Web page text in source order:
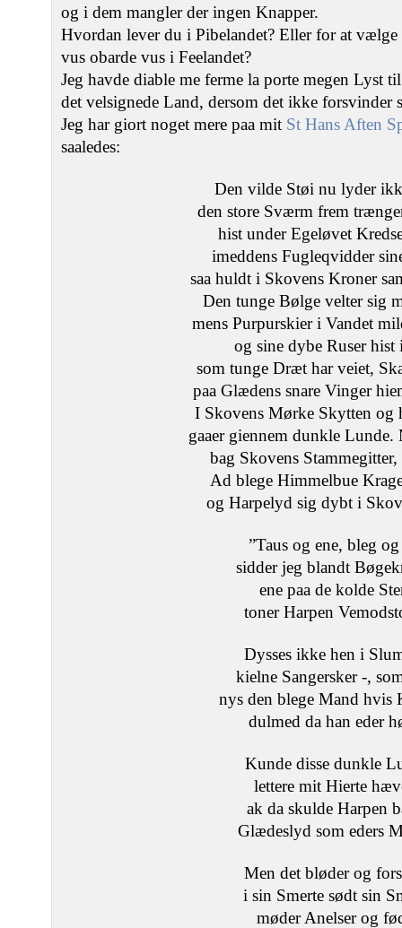
og i dem mangler der ingen Knapper.
Hvordan lever du i Pibelandet? Eller for at vælge
vus obarde vus i Feelandet?
Jeg havde diable me ferme la porte megen Lyst
det velsignede Land, dersom det ikke forsvinder
Jeg har giort noget mere paa mit St Hans Aften
saaledes:
Den vilde Støi nu lyder
den store Sværm frem
hist under Egeløvet
imeddens Fugleqvidder
saa huldt i Skovens Kroner
Den tunge Bølge velter sig
mens Purpurskier i Vandet
og sine dybe Ruser hist
som tunge Dræt har veiet,
paa Glædens snare Vinger
I Skovens Mørke Skytten og
gaaer giennem dunkle Lunde.
bag Skovens
Ad blege Himmelbue
og Harpelyd sig dybt i
”Taus og ene, bleg og
sidder jeg blandt
ene paa de kolde
toner Harpen
Dysses ikke hen i
kielne Sangersker -,
nys den blege Mand hvis
dulmed da han eder
Kunde disse dunkle
lettere mit Hierte
ak da skulde Harpen
Glædeslyd som eders
Men det bløder og
i sin Smerte sødt sin
møder Anelser og